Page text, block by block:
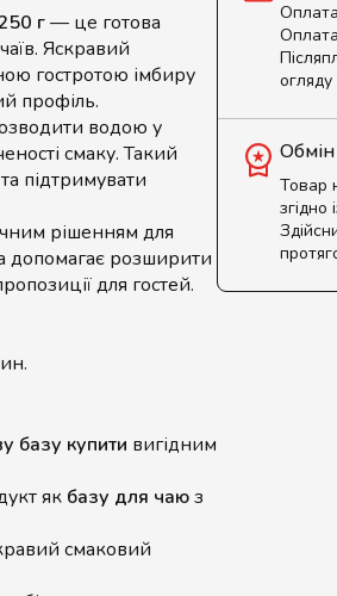
г— це готова
Яскравий
гостротою імбиру
профіль.
водою у
смаку. Такий
підтримувати
рішенням для
допомагає розширити
для гостей.
базу купити вигідним
як базу для чаюз
смаковий
Товар